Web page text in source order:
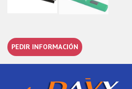
PEDIR INFORMACIÓN